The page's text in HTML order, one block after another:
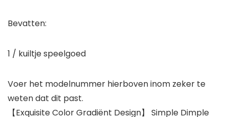
Bevatten:
1 / kuiltje speelgoed
Voer het modelnummer hierboven inom zeker te
weten dat dit past.
【Exquisite Color Gradiënt Design】 Simple Dimple